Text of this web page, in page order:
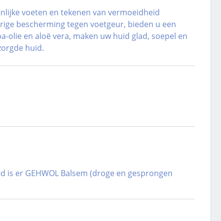
voeten en tekenen van vermoeidheid
bescherming tegen voetgeur, bieden u een
en aloë vera, maken uw huid glad, soepel en
huid.
er GEHWOL Balsem (droge en gesprongen